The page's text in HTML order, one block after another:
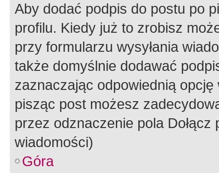
Aby dodać podpis do postu po
profilu. Kiedy już to zrobisz
przy formularzu wysyłania
także domyślnie dodawać
zaznaczając odpowiednią
pisząc post możesz
przez odznaczenie pola
wiadomości)
Góra